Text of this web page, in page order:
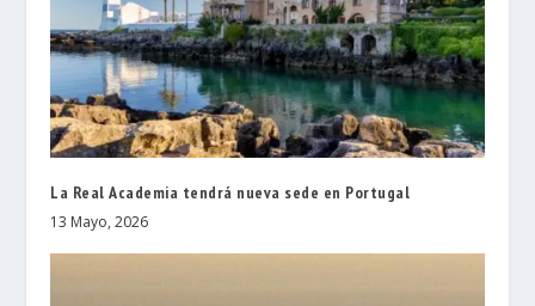
La Real Academia tendrá nueva sede en Portugal
13 Mayo, 2026